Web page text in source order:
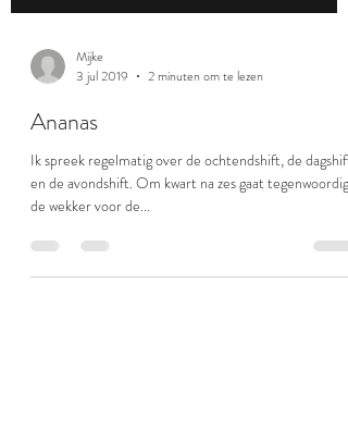
Mijke
3 jul 2019
2 minuten om te lezen
Ananas
Ik spreek regelmatig over de ochtendshift, de dagshift
en de avondshift. Om kwart na zes gaat tegenwoordig
de wekker voor de...